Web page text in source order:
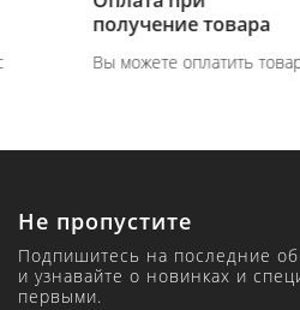
получение товара
Вы можете оплатить товар на
Не пропустите
Подпишитесь на последние
и узнавайте о новинках и
первыми.